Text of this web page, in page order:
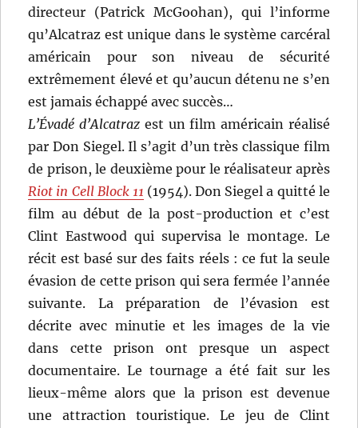
directeur (Patrick McGoohan), qui l’informe
qu’Alcatraz est unique dans le système carcéral
américain pour son niveau de sécurité
extrêmement élevé et qu’aucun détenu ne s’en
est jamais échappé avec succès…
L’Évadé d’Alcatraz est un film américain réalisé
par Don Siegel. Il s’agit d’un très classique film
de prison, le deuxième pour le réalisateur après
Riot in Cell Block 11 (1954). Don Siegel a quitté le
film au début de la post-production et c’est
Clint Eastwood qui supervisa le montage. Le
récit est basé sur des faits réels : ce fut la seule
évasion de cette prison qui sera fermée l’année
suivante. La préparation de l’évasion est
décrite avec minutie et les images de la vie
dans cette prison ont presque un aspect
documentaire. Le tournage a été fait sur les
lieux-même alors que la prison est devenue
une attraction touristique. Le jeu de Clint